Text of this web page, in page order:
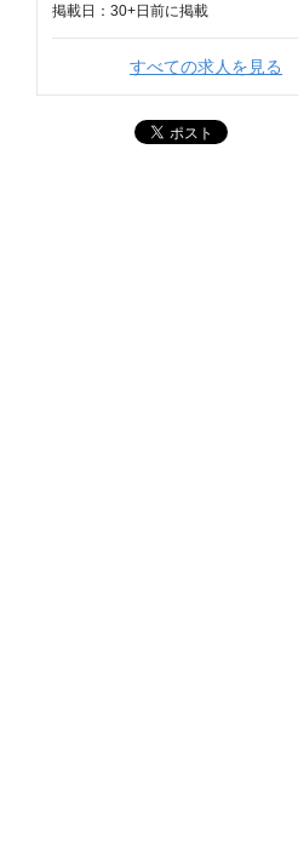
掲載日： 30+日 前に掲載
すべての求人を見る